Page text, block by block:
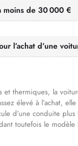
moins de 30 000 €
l’achat d’une
et thermiques, la
élevé à l’achat,
d’une conduite
toutefois le